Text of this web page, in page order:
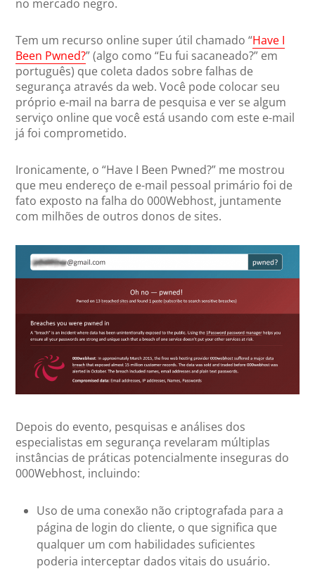
no mercado negro.
Tem um recurso online super útil chamado “Have I
Been Pwned?” (algo como “Eu fui sacaneado?” em
português) que coleta dados sobre falhas de
segurança através da web. Você pode colocar seu
próprio e-mail na barra de pesquisa e ver se algum
serviço online que você está usando com este e-mail
já foi comprometido.
Ironicamente, o “Have I Been Pwned?” me mostrou
que meu endereço de e-mail pessoal primário foi de
fato exposto na falha do 000Webhost, juntamente
com milhões de outros donos de sites.
Depois do evento, pesquisas e análises dos
especialistas em segurança revelaram múltiplas
instâncias de práticas potencialmente inseguras do
000Webhost, incluindo:
Uso de uma conexão não criptografada para a
página de login do cliente, o que significa que
qualquer um com habilidades suficientes
poderia interceptar dados vitais do usuário.